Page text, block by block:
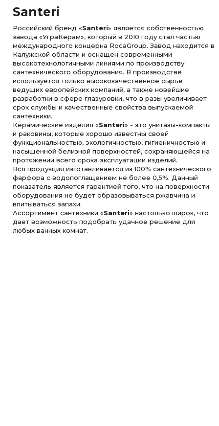
Santeri
Российский бренд «Santeri» является собственностью
завода «УграКерам», который в 2010 году стал частью
международного концерна RocaGroup. Завод находится в
Калужской области и оснащен современными
высокотехнологичными линиями по производству
сантехнического оборудования. В производстве
используется только высококачественное сырье
ведущих европейских компаний, а также новейшие
разработки в сфере глазуровки, что в разы увеличивает
срок службы и качественные свойства выпускаемой
сантехники.
Керамические изделия «Santeri» - это унитазы-компакты
и раковины, которые хорошо известны своей
функциональностью, экологичностью, гигиеничностью и
насыщенной белизной поверхностей, сохраняющейся на
протяжении всего срока эксплуатации изделий.
Вся продукция изготавливается из 100% сантехнического
фарфора с водопоглащением не более 0,5%. Данный
показатель является гарантией того, что на поверхности
оборудования не будет образовываться ржавчина и
впитываться запахи.
Ассортимент сантехники «Santeri» настолько широк, что
дает возможность подобрать удачное решение для
любых ванных комнат.